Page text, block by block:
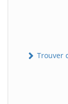
Trouver